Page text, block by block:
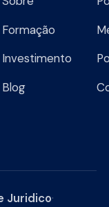
Formação
Investimento
Blog
Juridico·